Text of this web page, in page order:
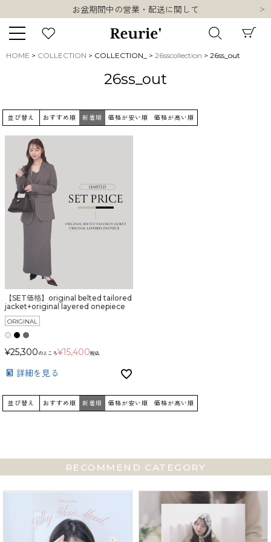
お盆期間中の営業・配送に関して
10,000円以上ご購入で送料無料
熊本県熊本地方を震源とする地震の影響について
類似ブランド・他社ショップ様との誤認知に関するお願い
販売タイプ
新着
商品タイプ
カラー
価格
在庫なし商品
表示しない
HOME COLLECTION COLLECTION_ 26sscollection 26ss_out
26ss_out
並び替え おすすめ順 新着順 価格が安い順 価格が高い順
【SET価格】original belted tailored
jacket+original layered onepiece
ORIGINAL
¥25,300 のところ¥15,400税込
詳細を見る
並び替え おすすめ順 新着順 価格が安い順 価格が高い順
RECOMMEND CATEGORY